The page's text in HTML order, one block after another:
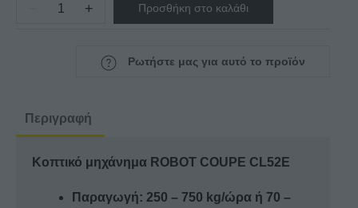
Δίσκος κοπής κυμματιστός - 3 mm-
Δίσκος κοπής βραστής πατάτας (μόνο για
την έκδοση Ε) - 4 mm - €400,00
Δίσκος κοπής βραστής πατάτας (μόνο για
Κοπτικό
ποσότητα
+ Προσθήκη στο καλάθι
Ρωτήστε μας για αυτό το προϊόν
Περιγραφή
Κοπτικό μηχάνημα ROBOT COUPE CL52E
Παραγωγή: 250 – 750 kg/ώρα ή 70 –